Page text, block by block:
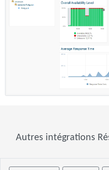
Autres intégrations